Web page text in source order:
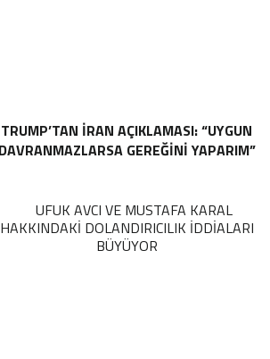
TRUMP’TAN İRAN AÇIKLAMASI: “UYGUN
DAVRANMAZLARSA GEREĞINI YAPARIM”